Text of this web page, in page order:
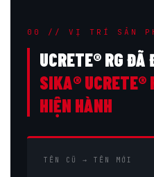
00 // VỊ TRÍ SẢN
UCRETE® RG
SIKA® UCRETE®
HIỆN HÀNH
TÊN CŨ → TÊN MỚI